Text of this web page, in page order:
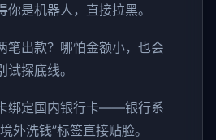
你是机器人，直接拉黑。
笔出款？哪怕金额小，也会
探底线。
绑定国内银行卡——银行系
外洗钱”标签直接贴脸。